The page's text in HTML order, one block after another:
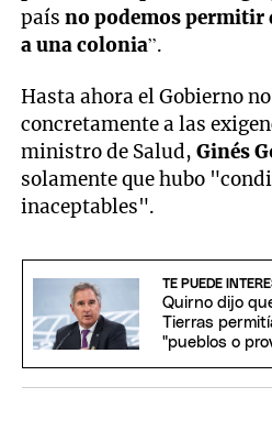
paísno podemos permitir
a una colonia”.
Hasta ahora el Gobierno
concretamente a las
ministro de Salud, Ginés
solamente que hubo
inaceptables".
TE PUEDE
Quirno dijo
Tierras
"pueblos o